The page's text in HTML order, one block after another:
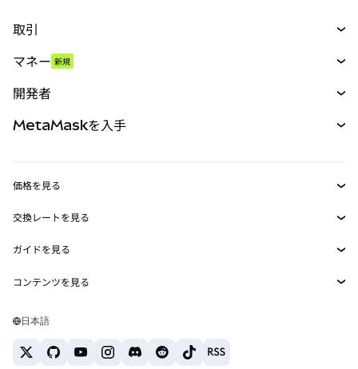
取引
パーペチュアル
RWA
マネー 新規
開発者
MetaMask Connect
Snaps
Web3サービス
MetaMaskを入手
セキュリティ
サポート
キャリア
お問い合わせ
価格を見る
イーサリアムの価格
Solanaの価格
Tetherの価格
交換レートを見る
ETH→USD
USDT→INR
BTC→INR
ETH→USDT
ガイドを見る
ETHの購入
USDTの購入
コンテンツを見る
Solanaウォレット
日本語